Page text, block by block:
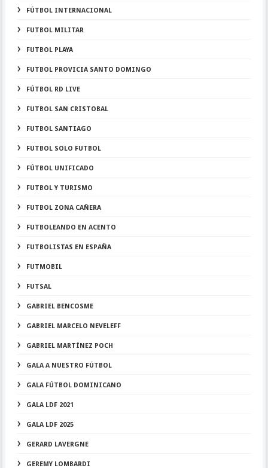
FÚTBOL INTERNACIONAL
FUTBOL MILITAR
FUTBOL PLAYA
FUTBOL PROVICIA SANTO DOMINGO
FÚTBOL RD LIVE
FUTBOL SAN CRISTOBAL
FUTBOL SANTIAGO
FUTBOL SOLO FUTBOL
FÚTBOL UNIFICADO
FUTBOL Y TURISMO
FUTBOL ZONA CAÑERA
FUTBOLEANDO EN ACENTO
FUTBOLISTAS EN ESPAÑA
FUTMOBIL
FUTSAL
GABRIEL BENCOSME
GABRIEL MARCELO NEVELEFF
GABRIEL MARTÍNEZ POCH
GALA A NUESTRO FÚTBOL
GALA FÚTBOL DOMINICANO
GALA LDF 2021
GALA LDF 2025
GERARD LAVERGNE
GEREMY LOMBARDI